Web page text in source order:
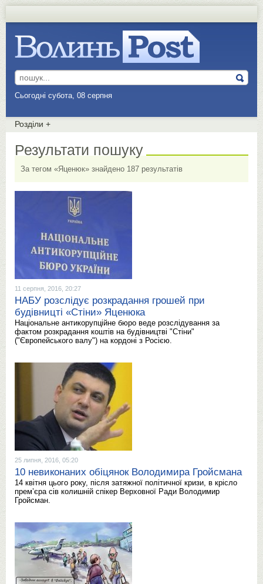
Сьогодні субота, 08 серпня
Розділи +
Результати пошуку
За тегом «Яценюк» знайдено 187 результатів
11 серпня, 2016, 20:27
НАБУ розслідує розкрадання грошей при
будівницті «Стіни» Яценюка
Національне антикорупційне бюро веде розслідування за
фактом розкрадання коштів на будівництві "Стіни"
("Європейського валу") на кордоні з Росією.
25 липня, 2016, 05:20
10 невиконаних обіцянок Володимира Гройсмана
14 квітня цього року, після затяжної політичної кризи, в крісло
прем’єра сів колишній спікер Верховної Ради Володимир
Гройсман.